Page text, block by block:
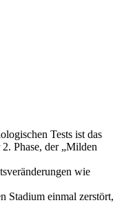
Tests ist das
Phase, der „Milden
wie
Stadium einmal zerstört,